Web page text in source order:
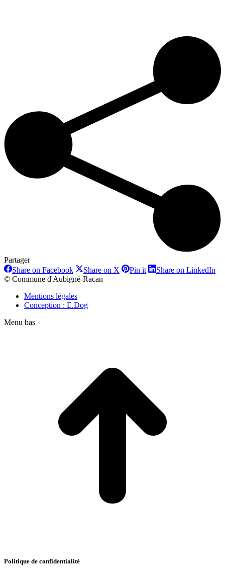
Partager
Share on FacebookShare
on
Share on X SharePin itShareShare on LinkedIn
© Commune d'Aubigné-Racan
Mentions légales
Conception : E.Dog
Menu bas
Politique de confidentialité